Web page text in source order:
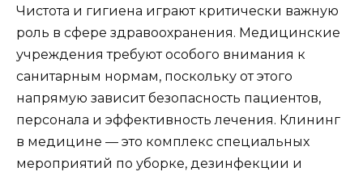
Чистота и гигиена играют критически важную
роль в сфере здравоохранения. Медицинские
учреждения требуют особого внимания к
санитарным нормам, поскольку от этого
напрямую зависит безопасность пациентов,
персонала и эффективность лечения. Клининг
в медицине — это комплекс специальных
мероприятий по уборке, дезинфекции и